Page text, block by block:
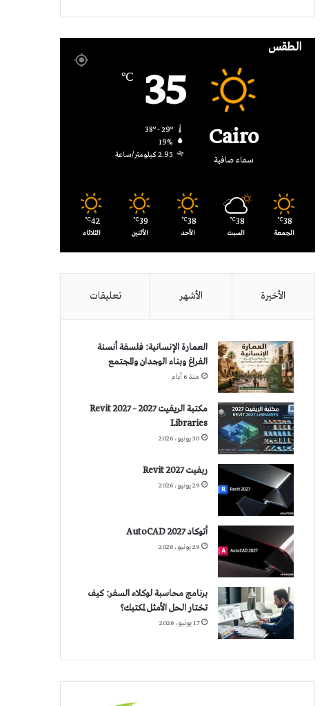
الطقس
Cairo
سماء صافية
35
℃
19%
2.95 كيلومتر/ساعة
38
℃
الجمعة
38
℃
السبت
38
℃
الأحد
39
℃
الأثنين
42
℃
الثلاثاء
الأخيرة الأشهر تعليقات
العمارة الإنسانية: فلسفة أنسنة
الفراغ وبناء الوجدان والمجتمع
منذ 6 أيام
مكتبة الريفيت 2027 – Revit 2027
Libraries
30 يونيو، 2026
ريفيت 2027 Revit
29 يونيو، 2026
أتوكاد 2027 AutoCAD
29 يونيو، 2026
برنامج محاسبة لوكلاء السفر: كيف
تختار الحل الأمثل لمكتبك؟
17 يونيو، 2026